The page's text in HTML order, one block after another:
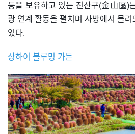
등을 보유하고 있는 진산구(金山區)
광 연계 활동을 펼치며 사방에서 몰
있다.
상하이 블루밍 가든